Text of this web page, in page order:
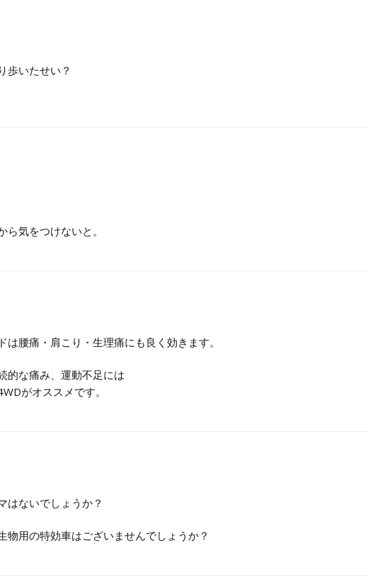
歩いたせい？
気をつけないと。
腰痛・肩こり・生理痛にも良く効きます。
的な痛み、運動不足には
がオススメです。
はないでしょうか？
物用の特効車はございませんでしょうか？